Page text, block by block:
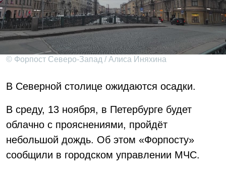
© Форпост Северо-Запад / Алиса Иняхина
В Северной столице ожидаются осадки.
В среду, 13 ноября, в Петербурге будет
облачно с прояснениями, пройдёт
небольшой дождь. Об этом «Форпосту»
сообщили в городском управлении МЧС.